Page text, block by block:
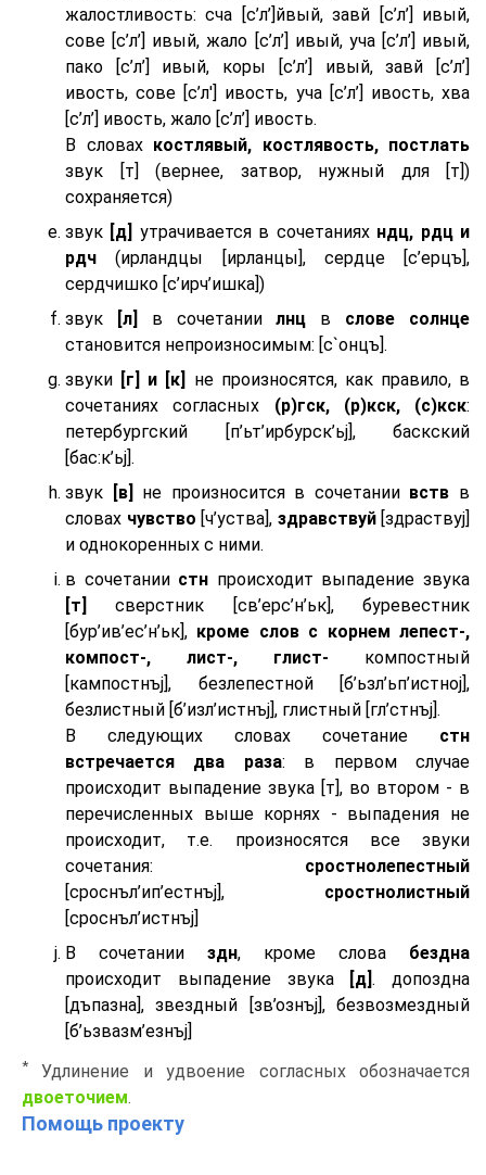
жалостливость: сча [с’л’]йвый, завй [с’л’] ивый,
сове [с’л’] ивый, жало [с’л’] ивый, уча [с’л’] ивый,
пако [с’л’] ивый, коры [с’л’] ивый, завй [с’л’]
ивость, сове [с’л'] ивость, уча [с’л’] ивость, хва
[с’л’] ивость, жало [с’л’] ивость.
В словахкостлявый, костлявость, постлать
звук [т] (вернее, затвор, нужный для [т])
сохраняется)
звук [д] утрачивается в сочетаниях ндц, рдц и
рдч (ирландцы [ирланцы], сердце [с’ерцъ],
сердчишко [с’ирч’ишка])
звук
[л] в сочетаниилнц в слове солнце
становится непроизносимым: [с`онцъ].
звуки [г] и [к]
не произносятся, как правило, в
сочетаниях согласных (р)гск, (р)кск, (с)кск:
петербургский [п’ьт’ирбурск’ьj], баскский
[бас:к’ьj].
звук
[в] не произносится в сочетании вств в
словах чувство [ч’уства], здравствуй[здраствуj]
и однокоренных с ними.
в сочетании стн происходит выпадение звука
[т]
сверстник [св’ерс’н’ьк], буревестник
[бур’ив’ес’н’ьк], кроме слов с корнем лепест-,
компост-, лист-, глист- компостный
[кампостнъj], безлепестной [б’ьзл’ьп’истноj],
безлистный [б’изл’истнъj], глистный [гл’стнъj].
В следующих словах сочетание стн
встречается два раза: в первом случае
происходит выпадение звука [т], во втором - в
перечисленных выше корнях - выпадения не
происходит, т.е. произносятся все звуки
сочетания: сростнолепестный
[сроснъл’ип’естнъj], сростнолистный
[сроснъл’истнъj]
В сочетании здн, кроме слова бездна
происходит выпадение звука
[д] . допоздна
[дъпазна], звездный [зв’ознъj], безвозмездный
[б’ьзвазм’езнъj]
*
Удлинение и удвоение согласных обозначается
двоеточием.
Помощь проекту